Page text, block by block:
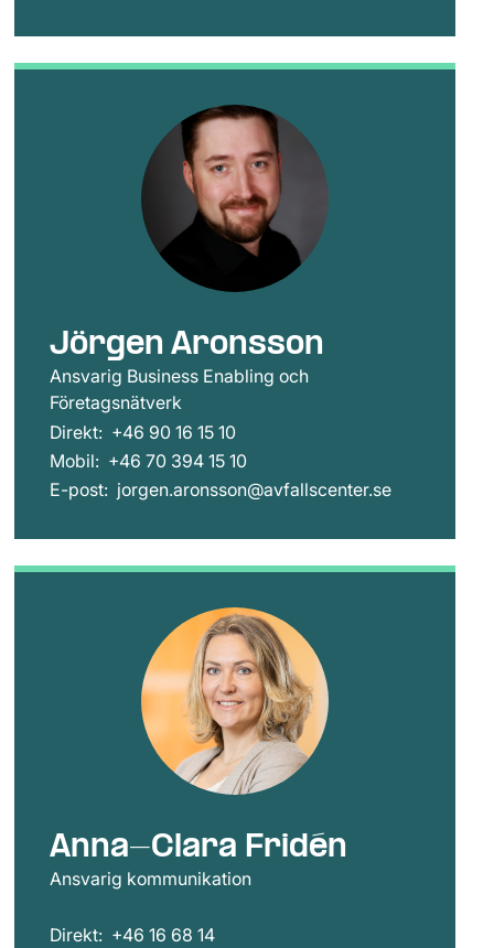
Jörgen Aronsson
Ansvarig Business Enabling och
Företagsnätverk
Direkt: +46 90 16 15 10
Mobil: +46 70 394 15 10
E-post: jorgen.aronsson@avfallscenter.se
Anna-Clara Fridén
Ansvarig kommunikation
Direkt: +46 16 68 14